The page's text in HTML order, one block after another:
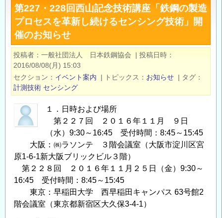
く
ず
第227・228回西山記念技術講座「鉄鋼の製造
プロセスを革新し続けるセンシング技術」開
催のお知らせ
投稿者 一般社団法人 日本鉄鋼協会 | 投稿日時
2016/08/08(月) 15:03
セクション
イベント案内 | トピックス お知らせ | タグ
計測技術 センシング
１．日時および場所
第２２７回 ２０１６年１１月 ９日
（水）9:30～16:45 受付時間：8:45～15:45
大阪：㈱ラソンテ ３階会議室（大阪市淀川区宮
原1-6-1新大阪ブリックビル３階）
第２２８回 ２０１６年１１月２５日（金）9:30～
16:45 受付時間：8:45～15:45
東京：早稲田大学 西早稲田キャンパス 63号館2
階会議室（東京都新宿区大久保3-4-1）